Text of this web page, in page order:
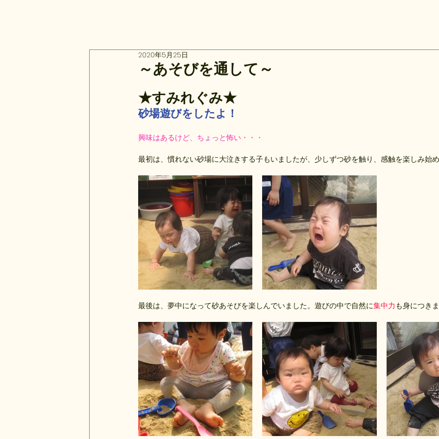
～あそびを通して～
2020年5月25日
★すみれぐみ★
砂場遊びをしたよ！
興味はあるけど、ちょっと怖い・・・
最初は、慣れない砂場に大泣きする子もいましたが、少しずつ砂を触り、感触を楽しみ始
最後は、夢中になって砂あそびを楽しんでいました。遊びの中で自然に集中力も身につき